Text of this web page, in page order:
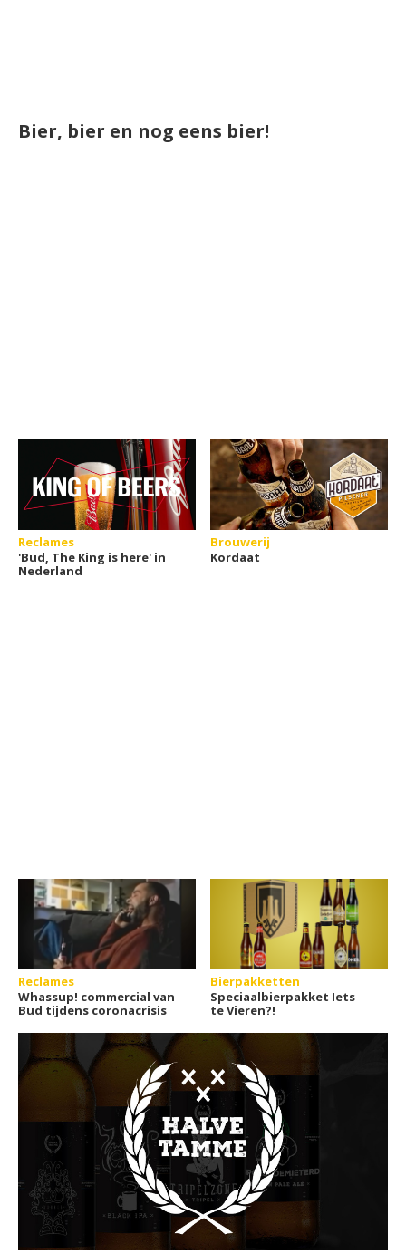
Bier, bier en nog eens bier!
Reclames
'Bud, The King is here' in
Nederland
Brouwerij
Kordaat
Reclames
Whassup! commercial van
Bud tijdens coronacrisis
Bierpakketten
Speciaalbierpakket Iets
te Vieren?!